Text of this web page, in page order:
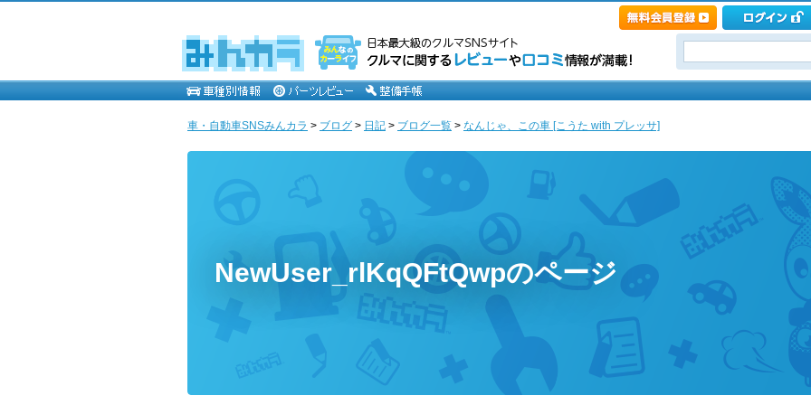
車・自動車SNSみんカラ > ブログ > 日記 > ブログ一覧 > なんじゃ、この車 [こうた with プレッサ]
NewUser_rlKqQFtQwpのページ